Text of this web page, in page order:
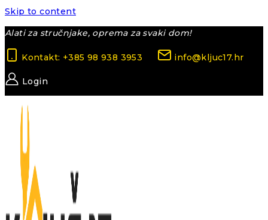
Skip to content
Alati za stručnjake, oprema za svaki dom!
Kontakt: +385 98 938 3953 info@kljuc17.hr
Login